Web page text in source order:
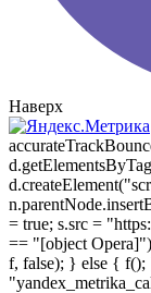
Наверх
= true; s.src =
== "[object
f, false); } else {